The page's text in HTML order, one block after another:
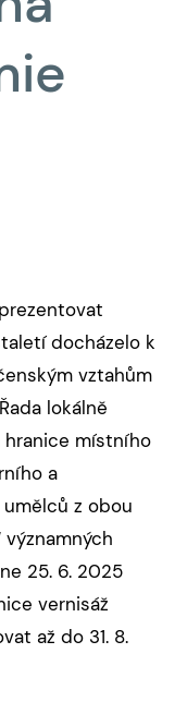
docházelo k
vztahům
lokálně
hranice místního
a
z obou
25. 6. 2025
vernisáž
až do 31. 8.